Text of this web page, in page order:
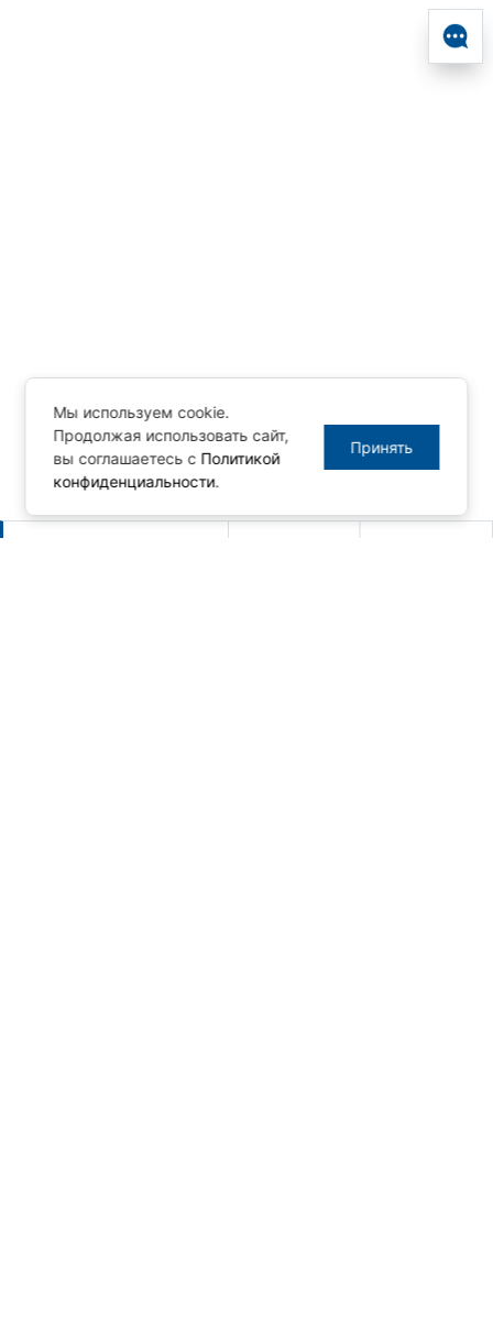
Мы используем cookie.
Продолжая использовать сайт,
вы соглашаетесь с Политикой
конфиденциальности.
Принять